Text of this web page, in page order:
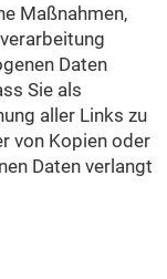
Maßnahmen,
Daten
Sie als
aller Links zu
von Kopien oder
Daten verlangt